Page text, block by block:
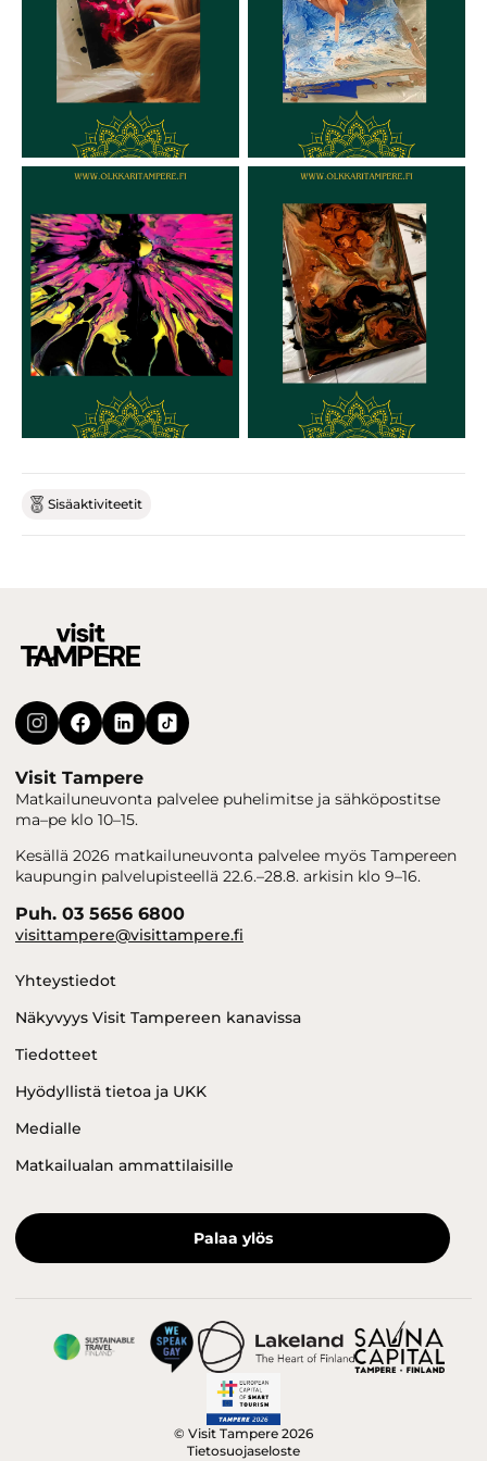
Sisäaktiviteetit
Visit Tampere
Matkailuneuvonta palvelee puhelimitse ja sähköpostitse
ma–pe klo 10–15.
Kesällä 2026 matkailuneuvonta palvelee myös Tampereen
kaupungin palvelupisteellä 22.6.–28.8. arkisin klo 9–16.
Puh. 03 5656 6800
visittampere@visittampere.fi
Yhteystiedot
Näkyvyys Visit Tampereen kanavissa
Tiedotteet
Hyödyllistä tietoa ja UKK
Medialle
Matkailualan ammattilaisille
Palaa ylös
© Visit Tampere 2026
Tietosuojaseloste